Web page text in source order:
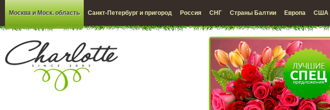
Москва и Моск. область Санкт-Петербург и пригород Россия СНГ Страны Балтии Европа США